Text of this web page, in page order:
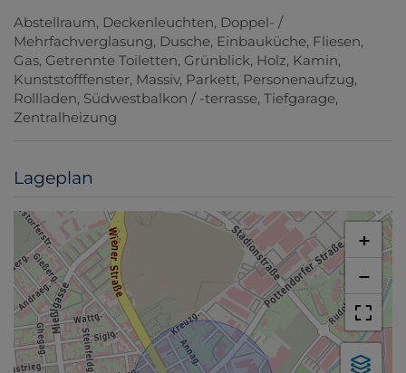
Abstellraum Deckenleuchten Doppel- /
Mehrfachverglasung Dusche Einbauküche Fliesen
Gas Getrennte Toiletten Grünblick Holz Kamin
Kunststofffenster Massiv Parkett Personenaufzug
Rollladen Südwestbalkon / -terrasse Tiefgarage
Zentralheizung
Lageplan
+
−